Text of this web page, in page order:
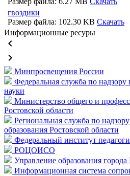
гвоздики
Размер файла: 102.30 KB Скачать
Информационные ресуры
keyboard_arrow_left
keyboard_arrow_right
Минпросвещения России
Федеральная служба по надзору
науки
Министерство общего и
Ростовской области
Региональная служба по
образования Ростовской области
Федеральный институт
РОЦОИСО
Управление образования
Информационная система